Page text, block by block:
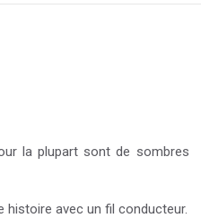
la plupart sont de sombres
histoire avec un fil conducteur.